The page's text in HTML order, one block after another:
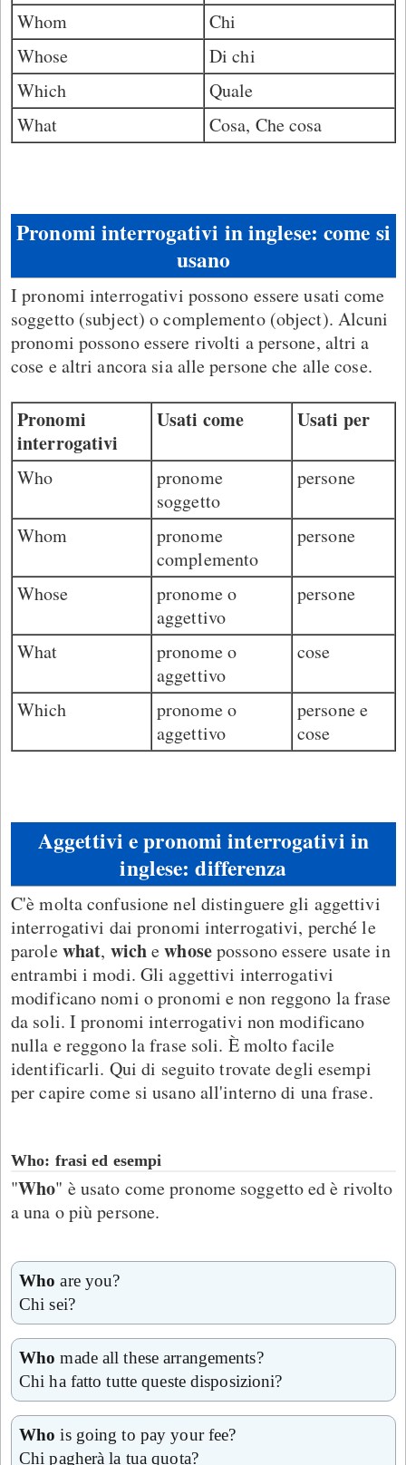
Whom
Chi
Whose
Di chi
Which
Quale
What
Cosa, Che cosa
Pronomi interrogativi in inglese: come si
usano
I pronomi interrogativi possono essere usati come
soggetto (subject) o complemento (object). Alcuni
pronomi possono essere rivolti a persone, altri a
cose e altri ancora sia alle persone che alle cose.
Pronomi
interrogativi
Usati come Usati per
Who
pronome
soggetto
persone
Whom
pronome
complemento
persone
Whose
pronome o
aggettivo
persone
What
pronome o
aggettivo
cose
Which
pronome o
aggettivo
persone e
cose
Aggettivi e pronomi interrogativi in
inglese: differenza
C'è molta confusione nel distinguere gli aggettivi
interrogativi dai pronomi interrogativi, perché le
parolewhat, wichewhosepossono essere usate in
entrambi i modi. Gli aggettivi interrogativi
modificano nomi o pronomi e non reggono la frase
da soli. I pronomi interrogativi non modificano
nulla e reggono la frase soli. È molto facile
identificarli. Qui di seguito trovate degli esempi
per capire come si usano all'interno di una frase.
Who: frasi ed esempi
"Who" è usato come pronome soggetto ed è rivolto
a una o più persone.
Who are you?
Chi sei?
Who made all these arrangements?
Chi ha fatto tutte queste disposizioni?
Who is going to pay your fee?
Chi pagherà la tua quota?